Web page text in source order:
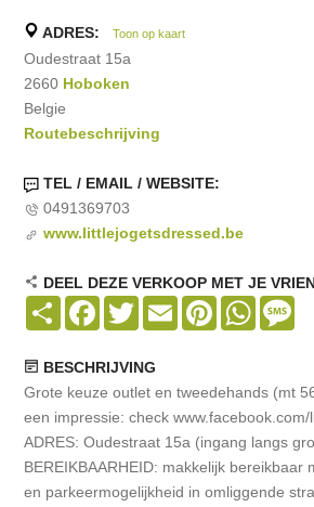
ADRES: Toon op kaart
Oudestraat 15a
2660 Hoboken
Belgie
Routebeschrijving
TEL / EMAIL / WEBSITE:
0491369703
www.littlejogetsdressed.be
DEEL DEZE VERKOOP MET JE
Share Facebook
TwitterEmail Pinterest
BESCHRIJVING
Grote keuze outlet en tweedehands (mt
een impressie: check
ADRES: Oudestraat 15a (ingang langs
BEREIKBAARHEID: makkelijk bereikbaar
en parkeermogelijkheid in omliggende